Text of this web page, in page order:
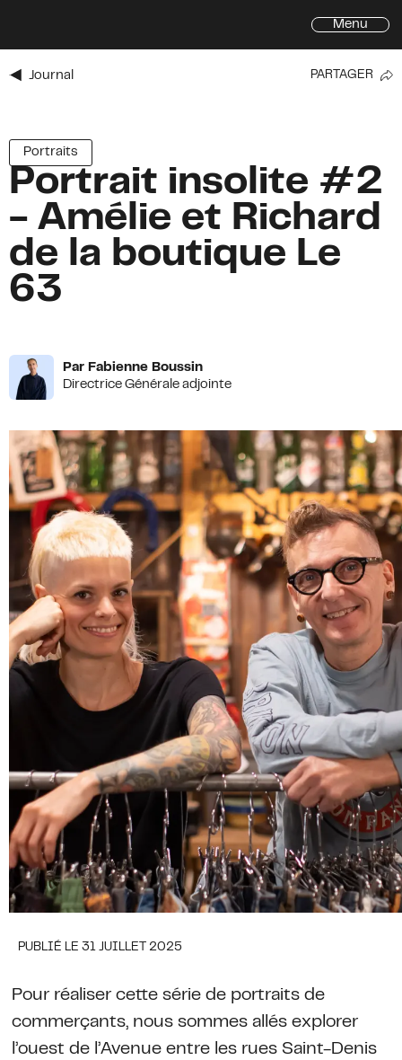
Menu
Journal
Portraits
Portrait insolite #2
- Amélie et Richard
de la boutique Le
63
Par Fabienne Boussin
Directrice Générale adjointe
PUBLIÉ LE 31 JUILLET 2025
PARTAGER
Pour réaliser cette série de portraits de
commerçants, nous sommes allés explorer
l’ouest de l’Avenue entre les rues Saint-Denis
Inscrivez-vous à l'infolettre de
Prénom
Prénom*
Nom
Courriel*
Adresse
Ville
S'INCRIRE